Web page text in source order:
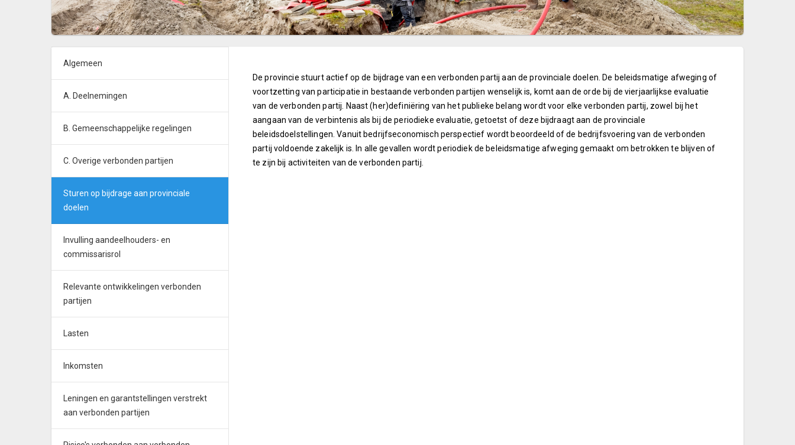
Algemeen
A. Deelnemingen
B. Gemeenschappelijke regelingen
C. Overige verbonden partijen
Sturen op bijdrage aan provinciale
doelen
Invulling aandeelhouders- en
commissarisrol
Relevante ontwikkelingen verbonden
partijen
Lasten
Inkomsten
Leningen en garantstellingen verstrekt
aan verbonden partijen
De provincie stuurt actief op de bijdrage van een verbonden partij aan de provinciale doelen. De beleidsmatige afweging of
voortzetting van participatie in bestaande verbonden partijen wenselijk is, komt aan de orde bij de vierjaarlijkse evaluatie
van de verbonden partij. Naast (her)definiëring van het publieke belang wordt voor elke verbonden partij, zowel bij het
aangaan van de verbintenis als bij de periodieke evaluatie, getoetst of deze bijdraagt aan de provinciale
beleidsdoelstellingen. Vanuit bedrijfseconomisch perspectief wordt beoordeeld of de bedrijfsvoering van de verbonden
partij voldoende zakelijk is. In alle gevallen wordt periodiek de beleidsmatige afweging gemaakt om betrokken te blijven of
te zijn bij activiteiten van de verbonden partij.